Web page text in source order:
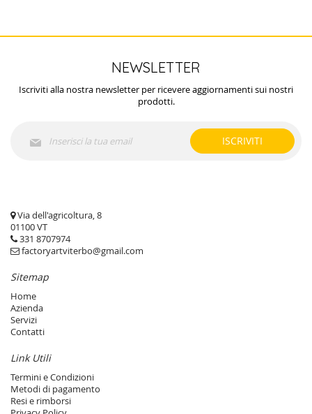
NEWSLETTER
Iscriviti alla nostra newsletter per ricevere aggiornamenti sui nostri
prodotti.
alla
ISCRIVITI
Via dell'agricoltura, 8
01100 VT
331 8707974
factoryartviterbo@gmail.com
Sitemap
Home
Azienda
Servizi
Contatti
Link Utili
Termini e Condizioni
Metodi di pagamento
Resi e rimborsi